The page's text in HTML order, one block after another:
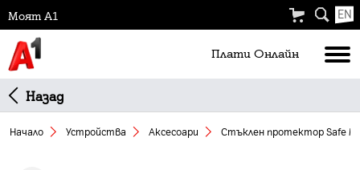
Моят А1 EN
Плати Oнлайн
Назад
Начало Устройства Аксесоари Стъклен протeктор Safe